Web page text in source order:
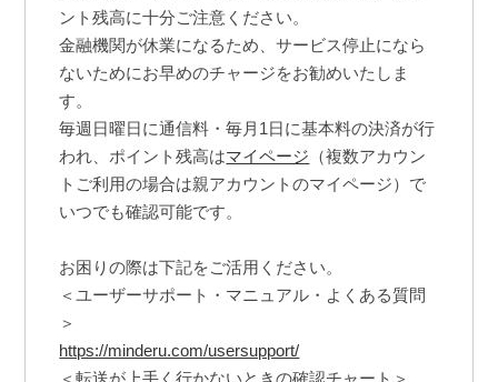
ント残高に十分ご注意ください。
金融機関が休業になるため、サービス停止になら
ないためにお早めのチャージをお勧めいたしま
す。
毎週日曜日に通信料・毎月1日に基本料の決済が行
われ、ポイント残高はマイページ （複数アカウン
トご利用の場合は親アカウントのマイページ）で
いつでも確認可能です。
お困りの際は下記をご活用ください。
＜ユーザーサポート・マニュアル・よくある質問
＞
https://minderu.com/usersupport/
＜転送が上手く行かないときの確認チャート＞